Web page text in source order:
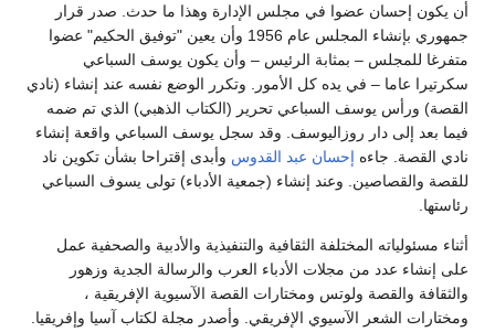
أن يكون إحسان عضوا في مجلس الإدارة وهذا ما حدث. صدر قرار
جمهوري بإنشاء المجلس عام 1956 وأن يعين "توفيق الحكيم" عضوا
متفرغا للمجلس – بمثابة الرئيس – وأن يكون يوسف السباعي
سكرتيرا عاما – في يده كل الأمور. وتكرر الوضع نفسه عند إنشاء (نادي
القصة) ورأس يوسف السباعي تحرير (الكتاب الذهبي) الذي تم ضمه
فيما بعد إلى دار روزاليوسف. وقد سجل يوسف السباعي واقعة إنشاء
نادي القصة. جاءه إحسان عبد القدوس وأبدى إقتراحا بشأن تكوين ناد
للقصة والقصاصين. وعند إنشاء (جمعية الأدباء) تولى يسوف السباعي
رئاستها.
أثناء مسئولياته المختلفة الثقافية والتنفيذية والأدبية والصحفية عمل
على إنشاء عدد من مجلات الأدباء العرب والرسالة الجدية وزهور
والثقافة والقصة ولوتس ومختارات القصة الآسيوية الإفريقية ،
ومختارات الشعر الآسيوي الإفريقي. وأصدر مجلة لكتاب آسيا وإفريقيا.